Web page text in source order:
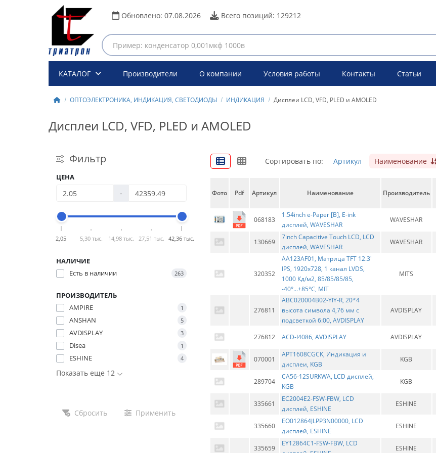
Обновлено: 07.08.2026 Всего позиций: 129212
КАТАЛОГ Производители О компании Условия работы Контакты Статьи
ОПТОЭЛЕКТРОНИКА, ИНДИКАЦИЯ, СВЕТОДИОДЫ ИНДИКАЦИЯ Дисплеи LCD, VFD, PLED и AMOLED
Дисплеи LCD, VFD, PLED и AMOLED
Фильтр
ЦЕНА
-
2,05 5,30 тыс. 14,98 тыс. 27,51 тыс. 42,36 тыс.
НАЛИЧИЕ
Есть в наличии
263
ПРОИЗВОДИТЕЛЬ
AMPIRE
1
ANSHAN 5
AVDISPLAY 3
Disea 1
ESHINE 4
Показать еще 12
Сбросить Применить
Сортировать по: Артикул Наименование
Фото Pdf Артикул Наименование Производитель
068183
1.54inch e-Paper [B], E-ink
дисплей, WAVESHAR
WAVESHAR
130669
7inch Capacitive Touch LCD, LCD
дисплей, WAVESHAR
WAVESHAR
320352
AA123AF01, Матрица TFT 12.3'
IPS, 1920x728, 1 канал LVDS,
1000 Кд/м2, 85/85/85/85,
-40°...+85°C, MIT
MITS
276811
ABC020004B02-YIY-R, 20*4
высота символа 4,76 мм с
подсветкой 6:00, AVDISPLAY
AVDISPLAY
276812 ACD-I4086, AVDISPLAY AVDISPLAY
070001
APT1608CGCK, Индикация и
дисплеи, KGB
KGB
289704
CA56-12SURKWA, LCD дисплей,
KGB
KGB
335661
EC2004E2-FSW-FBW, LCD
дисплей, ESHINE
ESHINE
335660
EO012864JLPP3N00000, LCD
дисплей, ESHINE
ESHINE
335659
EY12864C1-FSW-FBW, LCD
ESHINE